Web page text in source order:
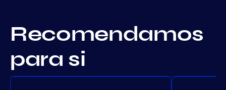
Recomendamos
para si